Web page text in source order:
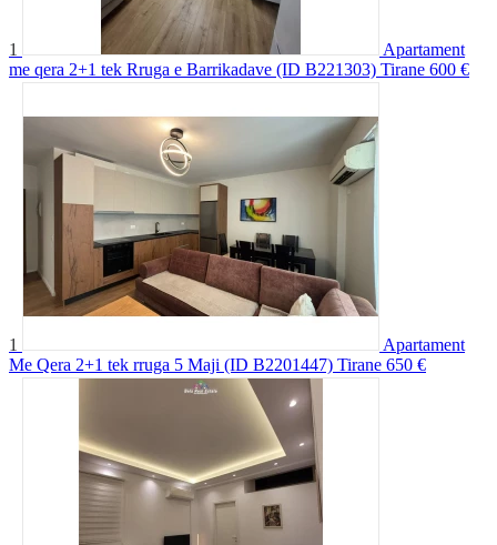
1
Apartament
me qera 2+1 tek Rruga e Barrikadave (ID B221303) Tirane 600 €
1
Apartament
Me Qera 2+1 tek rruga 5 Maji (ID B2201447) Tirane 650 €